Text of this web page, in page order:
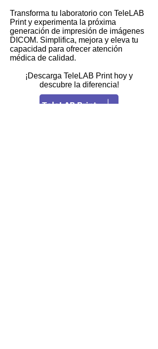
Transforma tu laboratorio con TeleLAB
Print y experimenta la próxima
generación de impresión de imágenes
DICOM. Simplifica, mejora y eleva tu
capacidad para ofrecer atención
médica de calidad.
¡Descarga TeleLAB Print hoy y
descubre la diferencia!
TeleLAB Print